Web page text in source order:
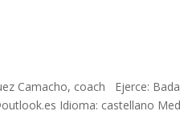
Camacho, coach Ejerce:
Idioma: castellano